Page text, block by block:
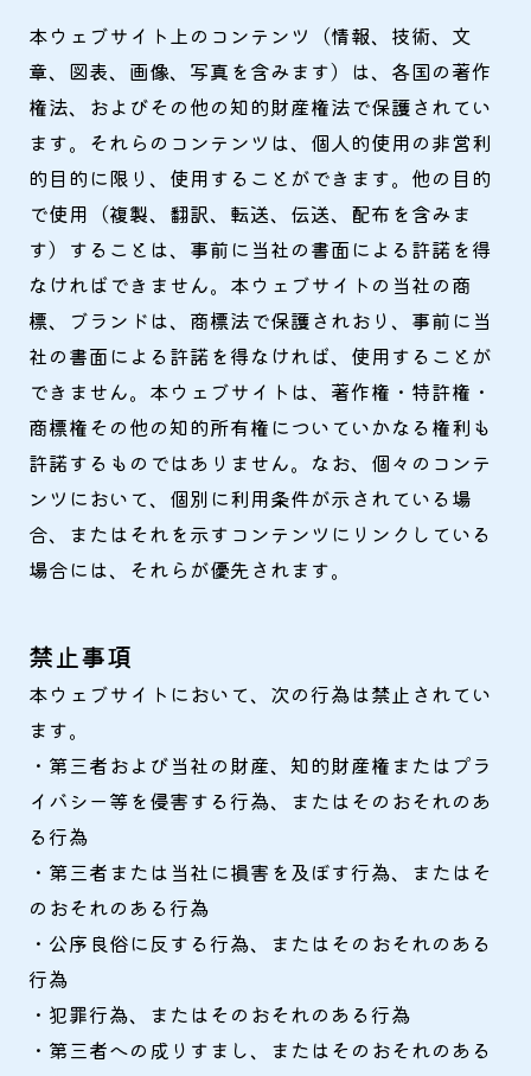
本ウェブサイト上のコンテンツ（情報、技術、文
章、図表、画像、写真を含みます）は、各国の著作
権法、およびその他の知的財産権法で保護されてい
ます。それらのコンテンツは、個人的使用の非営利
的目的に限り、使用することができます。他の目的
で使用（複製、翻訳、転送、伝送、配布を含みま
す）することは、事前に当社の書面による許諾を得
なければできません。本ウェブサイトの当社の商
標、ブランドは、商標法で保護されおり、事前に当
社の書面による許諾を得なければ、使用することが
できません。本ウェブサイトは、著作権・特許権・
商標権その他の知的所有権についていかなる権利も
許諾するものではありません。なお、個々のコンテ
ンツにおいて、個別に利用条件が示されている場
合、またはそれを示すコンテンツにリンクしている
場合には、それらが優先されます。
禁止事項
本ウェブサイトにおいて、次の行為は禁止されてい
ます。
・第三者および当社の財産、知的財産権またはプラ
イバシー等を侵害する行為、またはそのおそれのあ
る行為
・第三者または当社に損害を及ぼす行為、またはそ
のおそれのある行為
・公序良俗に反する行為、またはそのおそれのある
行為
・犯罪行為、またはそのおそれのある行為
・第三者への成りすまし、またはそのおそれのある